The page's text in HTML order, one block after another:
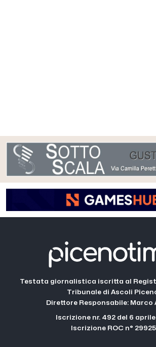
Testata giornalistica iscritta al
Tribunale di Ascoli
Direttore Responsabile: Marco
Iscrizione nr. 492 del 6 aprile
Iscrizione ROC n° 29925